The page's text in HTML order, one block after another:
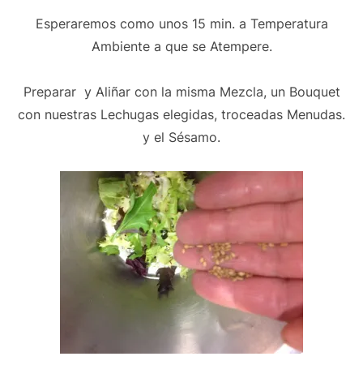
Esperaremos como unos 15 min. a Temperatura
Ambiente a que se Atempere.
Preparar y Aliñar con la misma Mezcla, un Bouquet
con nuestras Lechugas elegidas, troceadas Menudas.
y el Sésamo.